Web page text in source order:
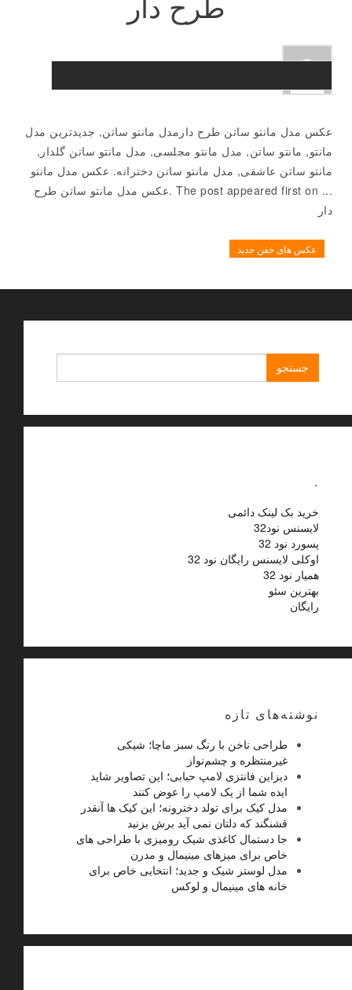
عکس مدل مانتو ساتن طرح دارمدل مانتو ساتن, جدیدترین مدل
مانتو, مانتو ساتن, مدل مانتو مجلسی, مدل مانتو ساتن گلدار,
مانتو ساتن عاشقی, مدل مانتو ساتن دخترانه. عکس مدل مانتو
... The post appeared first on .عکس مدل مانتو ساتن طرح
دار
عکس های خفن جدید
برای:
خرید بک لینک دائمی
لایسنس نود32
پسورد نود 32
اوکلی لایسنس رایگان نود 32
همیار نود 32
بهترین سئو
رایگان
نوشته‌های تازه
طراحی ناخن با رنگ سبز ماچا؛ شیکی
غیرمنتظره و چشم‌نواز
دیزاین فانتزی لامپ حبابی؛ این تصاویر شاید
ایده شما از یک لامپ را عوض کنند
مدل کیک برای تولد دخترونه؛ این کیک ها آنقدر
قشنگند که دلتان نمی آید برش بزنید
جا دستمال کاغذی شیک رومیزی با طراحی های
خاص برای میزهای مینیمال و مدرن
مدل لوستر شیک و جدید؛ انتخابی خاص برای
خانه های مینیمال و لوکس